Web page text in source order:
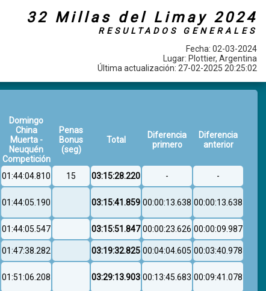
32 Millas del Limay 2024
RESULTADOS GENERALES
Fecha: 02-03-2024
Lugar: Plottier, Argentina
Última actualización: 27-02-2025 20:25:02
Domingo
China
Muerta -
Neuquén
Competición
Penas
Bonus
(seg)
Total
Diferencia
primero
Diferencia
anterior
01:44:04.810 15 03:15:28.220 - -
01:44:05.190 03:15:41.859 00:00:13.638 00:00:13.638
01:44:05.547 03:15:51.847 00:00:23.626 00:00:09.987
01:47:38.282 03:19:32.825 00:04:04.605 00:03:40.978
01:51:06.208 03:29:13.903 00:13:45.683 00:09:41.078